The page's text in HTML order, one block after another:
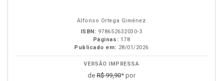
Alfonso Ortega Giménez
ISBN: 978652632030-3
Páginas: 178
Publicado em: 28/01/2026
VERSÃO IMPRESSA
de R$ 99,90* por